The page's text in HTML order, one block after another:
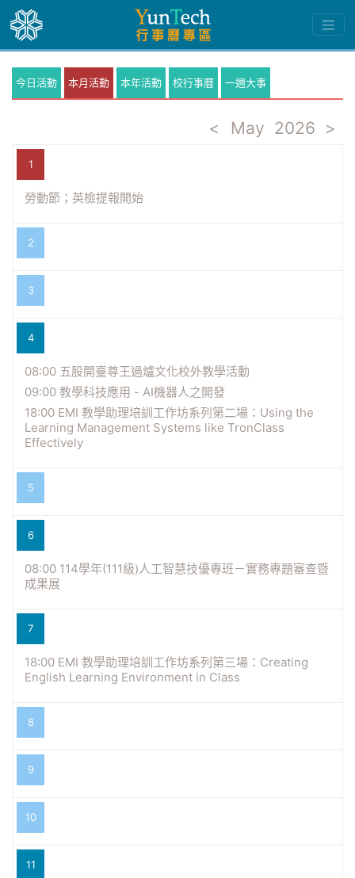
今日活動 本月活動 本年活動 校行事曆 一週大事
< May 2026 >
1
勞動節；英檢提報開始
2
3
4
08:00 五股開臺尊王過爐文化校外教學活動
09:00 教學科技應用 - AI機器人之開發
18:00 EMI 教學助理培訓工作坊系列第二場：Using the
Learning Management Systems like TronClass
Effectively
5
6
08:00 114學年(111級)人工智慧技優專班－實務專題審查暨
成果展
7
18:00 EMI 教學助理培訓工作坊系列第三場：Creating
English Learning Environment in Class
8
9
10
11